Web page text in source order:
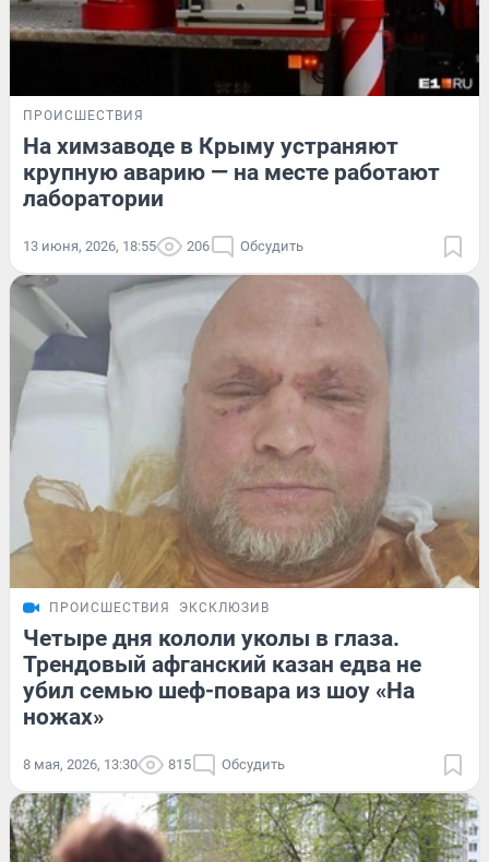
ПРОИСШЕСТВИЯ
На химзаводе в Крыму устраняют
крупную аварию — на месте работают
лаборатории
13 июня, 2026, 18:55 206 Обсудить
ПРОИСШЕСТВИЯ ЭКСКЛЮЗИВ
Четыре дня кололи уколы в глаза.
Трендовый афганский казан едва не
убил семью шеф-повара из шоу «На
ножах»
8 мая, 2026, 13:30 815 Обсудить